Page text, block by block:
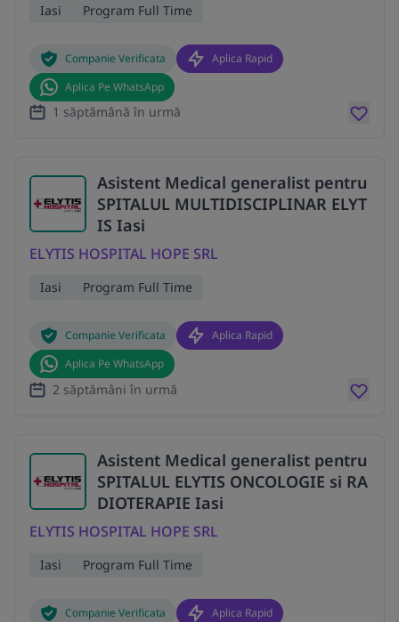
Iasi Program Full Time
Companie Verificata
Aplica Rapid
Aplica Pe WhatsApp
1 săptămână în urmă
Asistent Medical generalist pentru
SPITALUL MULTIDISCIPLINAR ELYT
IS Iasi
ELYTIS HOSPITAL HOPE SRL
Iasi Program Full Time
Companie Verificata
Aplica Rapid
Aplica Pe WhatsApp
2 săptămâni în urmă
Asistent Medical generalist pentru
SPITALUL ELYTIS ONCOLOGIE si RA
DIOTERAPIE Iasi
ELYTIS HOSPITAL HOPE SRL
Iasi Program Full Time
Companie Verificata
Aplica Rapid